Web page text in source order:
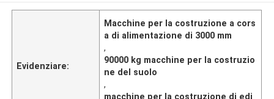
Evidenziare:
Macchine per la costruzione a cors
a di alimentazione di 3000 mm
,
90000 kg macchine per la costruzio
ne del suolo
,
macchine per la costruzione di edi